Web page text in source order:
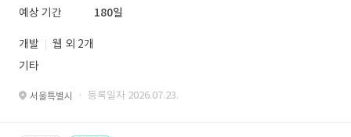
예상 기간
180일
개발
웹 외 2개
기타
서울특별시 · 등록일자 2026.07.23.